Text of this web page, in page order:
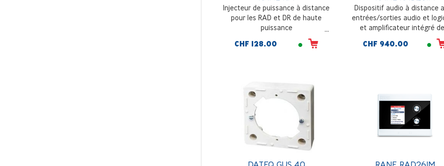
Injecteur de puissance à distance
pour les RAD et DR de haute
puissance
CHF 128.00
Dispositif audio à distance
entrées/sorties audio et
et amplificateur intégré
canaux de 4W, entrée ligne
locale (smartphone,
CHF 940.00